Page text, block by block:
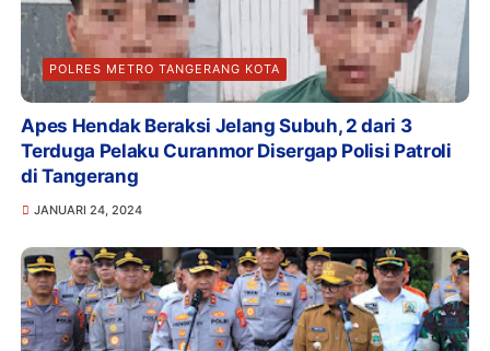
POLRES METRO TANGERANG KOTA
Apes Hendak Beraksi Jelang Subuh, 2 dari 3
Terduga Pelaku Curanmor Disergap Polisi Patroli
di Tangerang
JANUARI 24, 2024